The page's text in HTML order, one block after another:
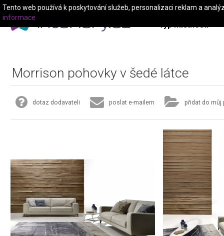
Typ místnosti
Morrison pohovky v šedé látce
dotaz dodavateli poslat e-mailem přidat do můj
Tento web používá k poskytování služeb, personalizaci reklam a
informace